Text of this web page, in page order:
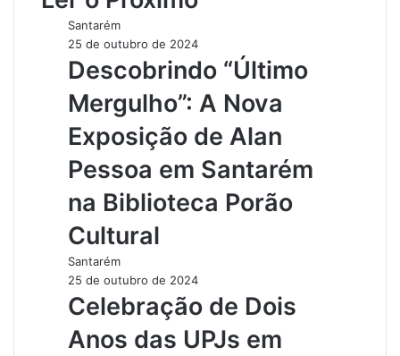
t
Santarém
25 de outubro de 2024
Descobrindo “Último
Mergulho”: A Nova
Exposição de Alan
Pessoa em Santarém
na Biblioteca Porão
Cultural
Santarém
25 de outubro de 2024
Celebração de Dois
Anos das UPJs em